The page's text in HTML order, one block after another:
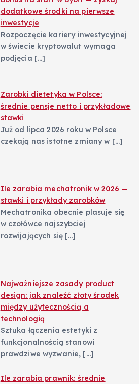
dodatkowe środki na pierwsze
inwestycje
Rozpoczęcie kariery inwestycyjnej
w świecie kryptowalut wymaga
podjęcia […]
Zarobki dietetyka w Polsce:
średnie pensje netto i przykładowe
stawki
Już od lipca 2026 roku w Polsce
czekają nas istotne zmiany w […]
Ile zarabia mechatronik w 2026 —
stawki i przykłady zarobków
Mechatronika obecnie plasuje się
w czołówce najszybciej
rozwijających się […]
Najważniejsze zasady product
design: jak znaleźć złoty środek
między użytecznością a
technologią
Sztuka łączenia estetyki z
funkcjonalnością stanowi
prawdziwe wyzwanie, […]
Ile zarabia prawnik: średnie